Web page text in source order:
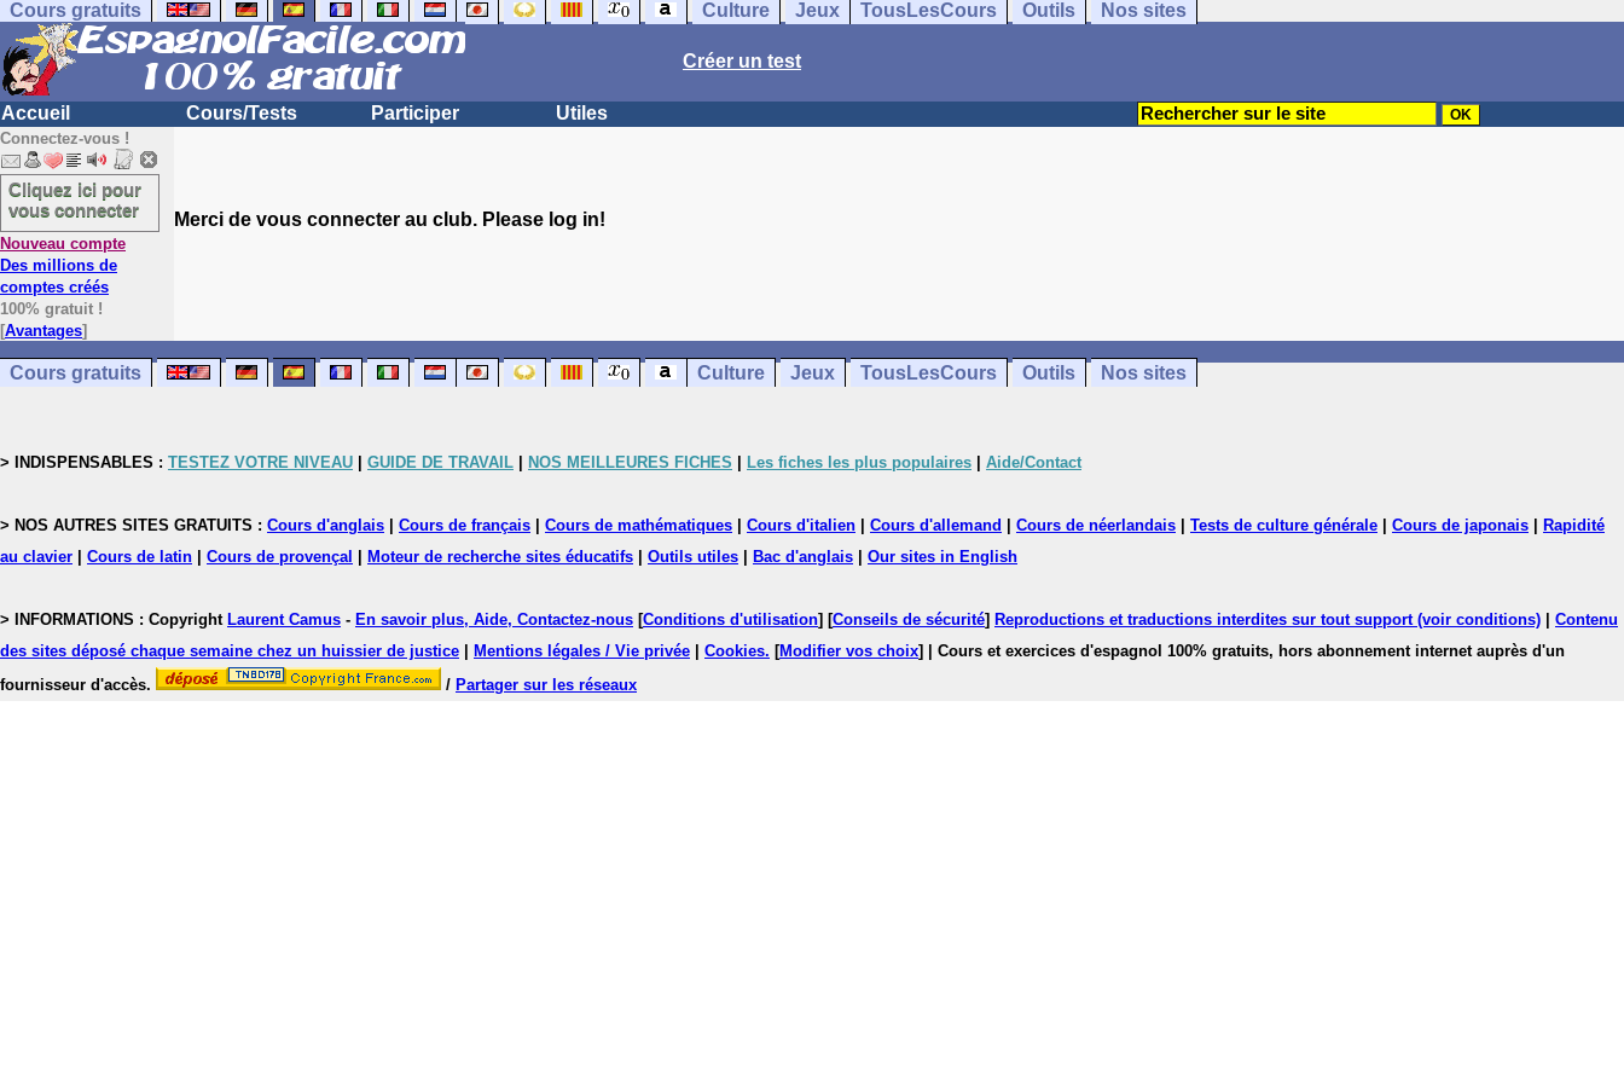
Cours gratuits Culture Jeux TousLesCours Outils Nos sites
Créer un test
Accueil Cours/Tests Participer Utiles
Connectez-vous !
Cliquez ici pour
vous connecter
Nouveau compte
Des millions de
comptes créés
100% gratuit !
[Avantages]
Merci de vous connecter au club. Please log in!
Cours gratuits Culture Jeux TousLesCours Outils Nos sites
> INDISPENSABLES : TESTEZ VOTRE NIVEAU GUIDE DE TRAVAIL NOS MEILLEURES FICHES Les fiches les plus populaires Aide/Contact
> NOS AUTRES SITES GRATUITS : Cours d'anglais Cours de français Cours de mathématiques Cours d'italien Cours d'allemand Cours de néerlandais Tests de culture générale Cours de japonais
Rapidité
au clavier
Cours de latin Cours de provençal Moteur de recherche sites éducatifs Outils utiles Bac d'anglais Our sites in English
> INFORMATIONS : Copyright Laurent Camus - En savoir plus, Aide, Contactez-nous [Conditions d'utilisation] [Conseils de sécurité] Reproductions et traductions interdites sur tout support (voir conditions)
Contenu
des sites déposé chaque semaine chez un huissier de justice
Mentions légales / Vie privée Cookies. [Modifier vos choix]
| Cours et exercices d'espagnol 100% gratuits, hors abonnement internet auprès d'un
fournisseur d'accès.
/ Partager sur les réseaux